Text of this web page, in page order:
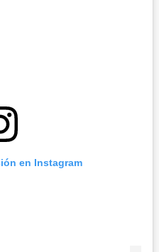
en Instagram